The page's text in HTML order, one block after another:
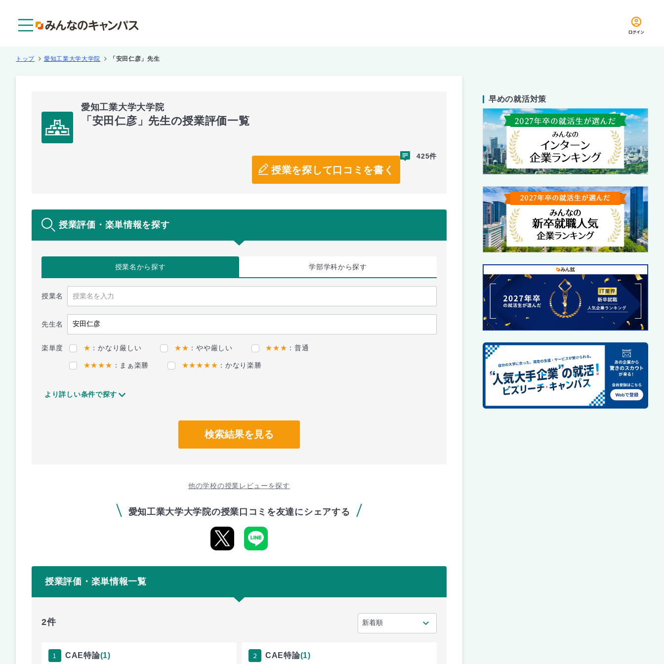
ログイン
トップ 愛知工業大学大学院 「安田仁彦」先生
愛知工業大学大学院
「安田仁彦」先生の授業評価一覧
授業を探して口コミを書く
425件
授業評価・楽単情報を探す
授業名から探す 学部学科から探す
授業名
先生名
楽単度 ★ ：かなり厳しい ★★ ：やや厳しい ★★★ ：普通
★★★★ ：まぁ楽勝 ★★★★★ ：かなり楽勝
より詳しい条件で探す
検索結果を見る
他の学校の授業レビューを探す
愛知工業大学大学院の授業口コミを友達にシェアする
授業評価・楽単情報一覧
2件
1 CAE特論(1) 2 CAE特論(1)
早めの就活対策